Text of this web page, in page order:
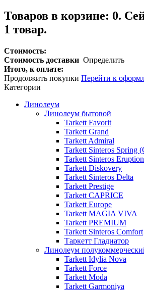
Товаров в корзине: 0.
1 товар.
Стоимость:
Стоимость доставки Определить
Итого, к оплате:
Продолжить покупки Перейти к
Категории
Линолеум
Линолеум бытовой
Tarkett Favorit
Tarkett Grand
Tarkett Admiral
Tarkett Sinteros Spring
Tarkett Sinteros Eruption
Tarkett Diskovery
Tarkett Sinteros Delta
Tarkett Prestige
Tarkett CAPRICE
Tarkett Europe
Tarkett MAGIA VIVA
Tarkett PREMIUM
Tarkett Sinteros Comfort
Таркетт Гладиатор
Линолеум
Tarkett Idylia Nova
Tarkett Force
Tarkett Moda
Tarkett Garmoniya